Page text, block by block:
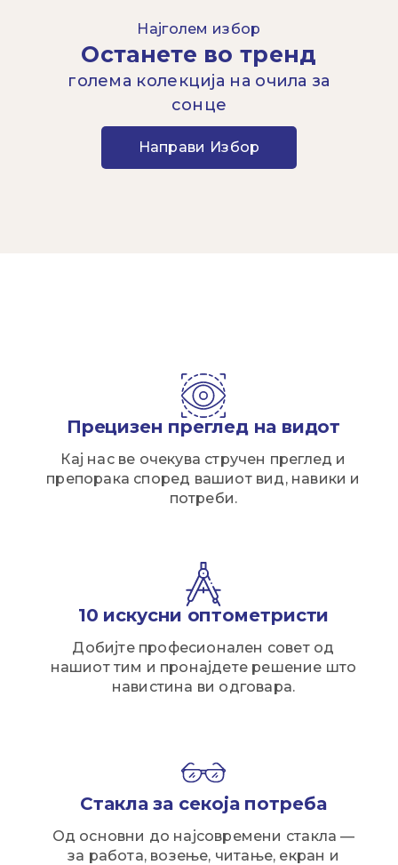
Најголем избор
Останете во тренд
голема колекција на очила за
сонце
Направи Избор
Прецизен преглед на видот
Кај нас ве очекува стручен преглед и
препорака според вашиот вид, навики и
потреби.
10 искусни оптометристи
Добијте професионален совет од
нашиот тим и пронајдете решение што
навистина ви одговара.
Стакла за секоја потреба
Од основни до најсовремени стакла —
за работа, возење, читање, екран и